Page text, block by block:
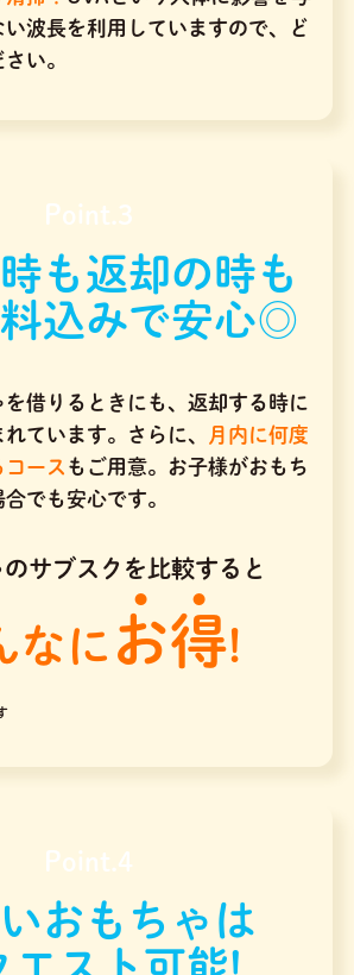
い波長を利用していますので、ど
い。
Point.3
も返却の時も
込みで安心◎
借りるときにも、返却する時に
ています。さらに、
月内に何度
ース もご用意。お子様がおもち
でも安心です。
サブスクを比較すると
なに お得!
Point.4
おもちゃは
エスト可能!